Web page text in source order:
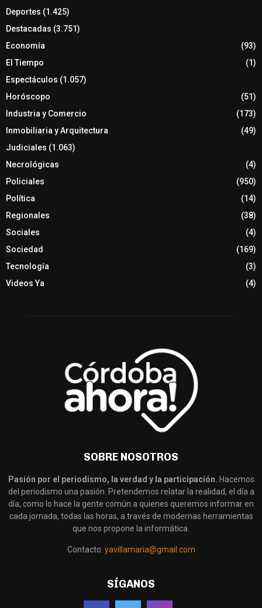
Deportes (1.425)
Destacadas (3.751)
Economía
(93)
El Tiempo
(1)
Espectáculos (1.057)
Horóscopo
(51)
Industria y Comercio
(173)
Inmobiliaria y Arquitectura
(49)
Judiciales (1.063)
Necrológicas
(4)
Policiales
(950)
Política
(14)
Regionales
(38)
Sociales
(4)
Sociedad
(169)
Tecnología
(3)
Videos Ya
(4)
SOBRE NOSOTROS
Pasión por el periodismo, la verdad y la participación. Hacemos
del periodismo una pasión. Pretendemos relatar la realidad, el día a
día, como lo hace la gente común a quienes queremos informar en
cada jornada, todas las horas, a través de modernas herramientas
que nos propone la informática.
Contacto: yavillamaria@gmail.com
SÍGANOS